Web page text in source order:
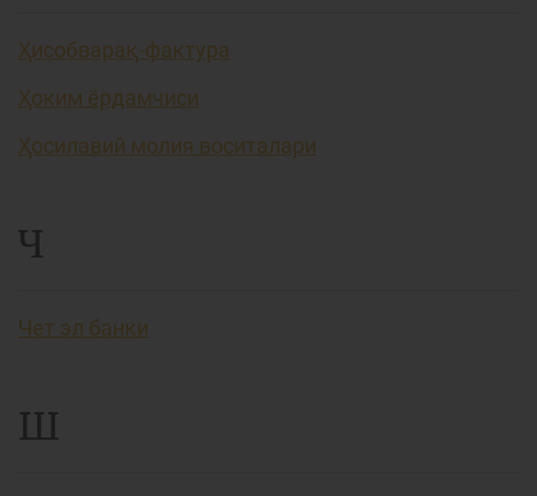
Ҳисобварақ-фактура
Ҳоким ёрдамчиси
Ҳосилавий молия воситалари
Ч
Чет эл банки
Ш